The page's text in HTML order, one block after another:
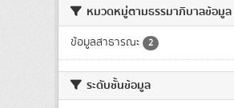
หมวดหมู่ตามธรรมาภิบาลข้อมูล
ข้อมูลสาธารณะ 2
ระดับชั้นข้อมูล